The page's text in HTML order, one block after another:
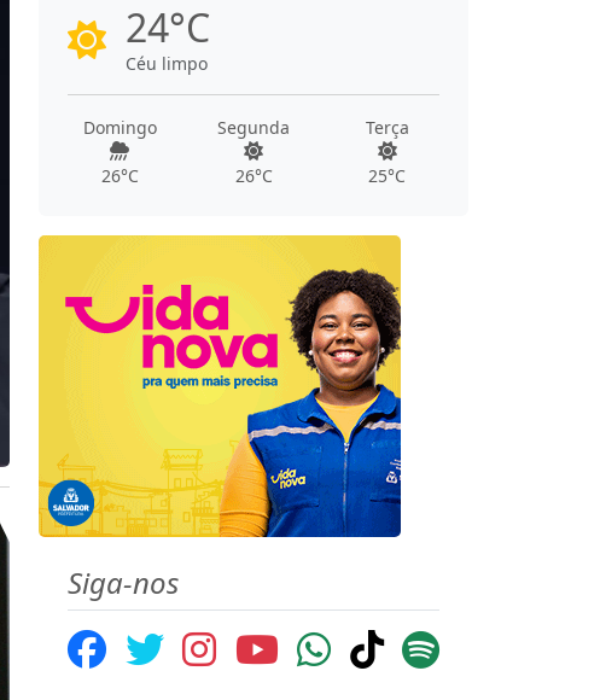
24°C
Céu limpo
Domingo
26°C
Segunda
26°C
Terça
25°C
Siga-nos